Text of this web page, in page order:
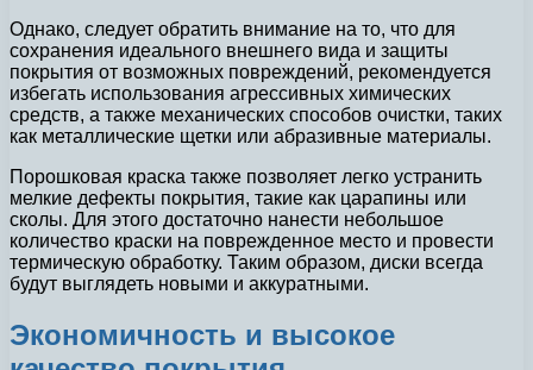
Однако, следует обратить внимание на то, что для
сохранения идеального внешнего вида и защиты
покрытия от возможных повреждений, рекомендуется
избегать использования агрессивных химических
средств, а также механических способов очистки, таких
как металлические щетки или абразивные материалы.
Порошковая краска также позволяет легко устранить
мелкие дефекты покрытия, такие как царапины или
сколы. Для этого достаточно нанести небольшое
количество краски на поврежденное место и провести
термическую обработку. Таким образом, диски всегда
будут выглядеть новыми и аккуратными.
Экономичность и высокое